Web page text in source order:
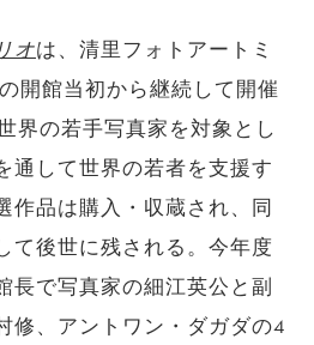
オは、清里フォトアートミ
開館当初から継続して開催
界の若手写真家を対象とし
通して世界の若者を支援す
作品は購入・収蔵され、同
て後世に残される。今年度
長で写真家の細江英公と副
修、アントワン・ダガダの4